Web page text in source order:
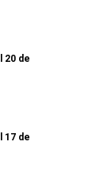
20 de
17 de